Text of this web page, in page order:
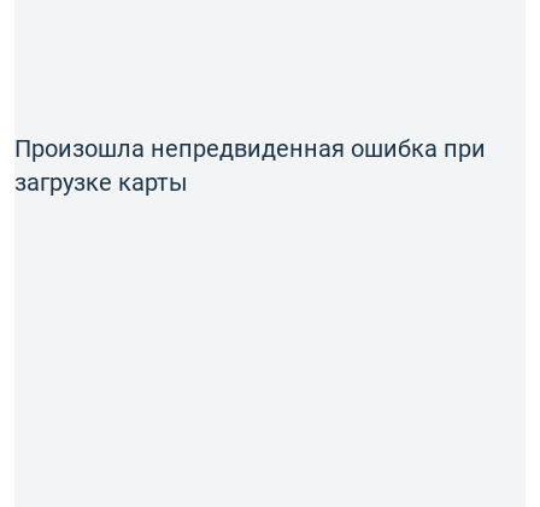
Произошла непредвиденная ошибка при
загрузке карты